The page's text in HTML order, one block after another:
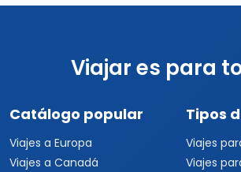
Viajar es para
Catálogo popular
Viajes a Europa
Viajes a Canadá
Tipos
Viajes
Viajes